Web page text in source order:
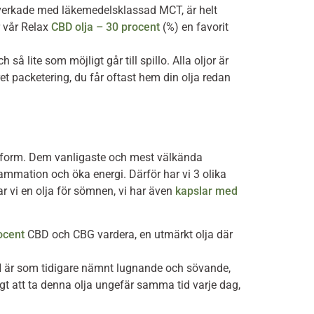
med läkemedelsklassad MCT, är helt
Relax CBD olja – 30 procent (%) en favorit
så lite som möjligt går till spillo. Alla oljor är
packetering, du får oftast hem din olja redan
Dem vanligaste och mest välkända
och öka energi. Därför har vi 3 olika
vi en olja för sömnen, vi har även kapslar med
CBD och CBG vardera, en utmärkt olja där
som tidigare nämnt lugnande och sövande,
att ta denna olja ungefär samma tid varje dag,